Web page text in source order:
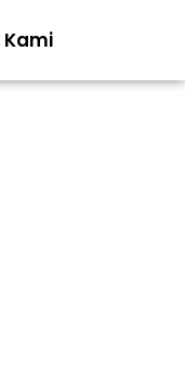
Kami